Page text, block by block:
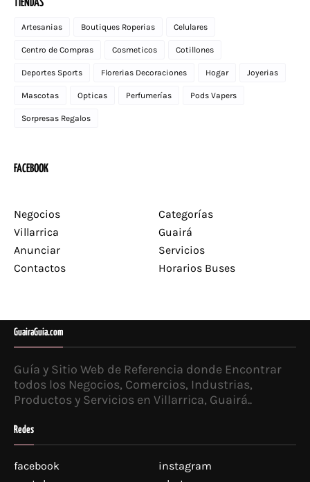
TIENDAS
Artesanias Boutiques Roperias Celulares
Centro de Compras Cosmeticos Cotillones
Deportes Sports Florerias Decoraciones Hogar Joyerias
Mascotas Opticas Perfumerías Pods Vapers
Sorpresas Regalos
FACEBOOK
Negocios
Categorías
Villarrica
Guairá
Anunciar
Servicios
Contactos
Horarios Buses
GuairaGuia.com
Guía y Sitio Web de Referencia donde Encontrar
todos los Negocios, Comercios, Industrias,
Productos y Servicios en Villarrica, Guairá..
Redes
facebook
instagram